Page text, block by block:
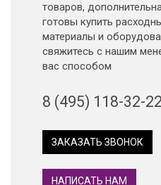
товаров,
готовы купить
материалы и
свяжитесь с нашим
вас способом
8 (495) 118-32-
ЗАКАЗАТЬ ЗВОНОК
НАПИСАТЬ НАМ